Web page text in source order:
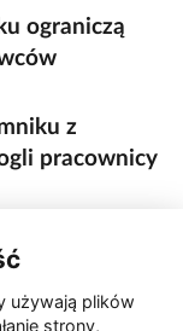
ograniczą
z
pracownicy
Góry
używają plików
strony,